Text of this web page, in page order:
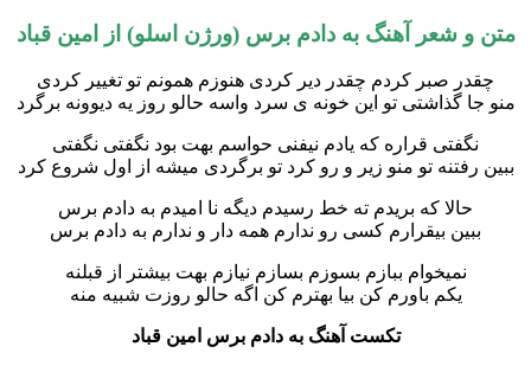
متن و شعر آهنگ به دادم برس (ورژن اسلو) از امین قباد
چقدر صبر کردم چقدر دیر کردی هنوزم همونم تو تغییر کردی
منو جا گذاشتی تو این خونه ی سرد واسه حالو روز یه دیوونه برگرد
نگفتی قراره که یادم نیفنی حواسم بهت بود نگفتی نگفتی
ببین رفتنه تو منو زیر و رو کرد تو برگردی میشه از اول شروع کرد
حالا که بریدم ته خط رسیدم دیگه نا امیدم به دادم برس
ببین بیقرارم کسی رو ندارم همه دار و ندارم به دادم برس
نمیخوام ببازم بسوزم بسازم نیازم بهت بیشتر از قبلنه
یکم باورم کن بیا بهترم کن اگه حالو روزت شبیه منه
تکست آهنگ به دادم برس امین قباد